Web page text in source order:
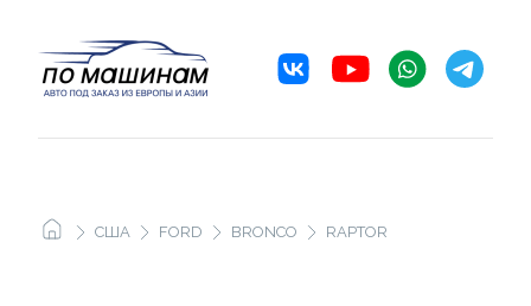
США FORD BRONCO RAPTOR